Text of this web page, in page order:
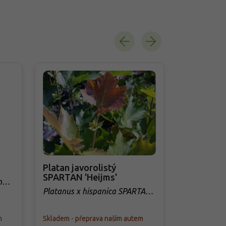
Platan javorolistý
SPARTAN 'Heijms'
Platanus x hispanica SPARTAN
Skladem - přeprava naším autem